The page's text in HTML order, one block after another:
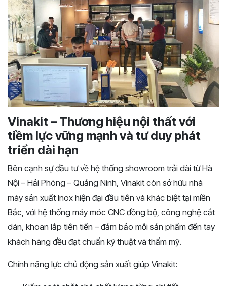
Vinakit – Thương hiệu nội thất với
tiềm lực vững mạnh và tư duy phát
triển dài hạn
Bên cạnh sự đầu tư về hệ thống showroom trải dài từ Hà
Nội – Hải Phòng – Quảng Ninh, Vinakit còn sở hữu nhà
máy sản xuất Inox hiện đại đầu tiên và khác biệt tại miền
Bắc, với hệ thống máy móc CNC đồng bộ, công nghệ cắt
dán, khoan lắp tiên tiến – đảm bảo mỗi sản phẩm đến tay
khách hàng đều đạt chuẩn kỹ thuật và thẩm mỹ.
Chính năng lực chủ động sản xuất giúp Vinakit: